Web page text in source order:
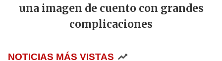
una imagen de cuento con grandes
complicaciones
NOTICIAS MÁS VISTAS